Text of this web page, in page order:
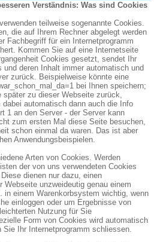
Verständnis: Was sind Cookies
teilweise sogenannte Cookies.
die auf Ihrem Rechner abgelegt werden
Fachbegriff für ein Internetprogramm
Kommen Sie auf eine Internetseite
Cookies gesetzt, sendet Ihr
und deren Inhalt immer automatisch und
zurück. Beispielweise könnte eine
bei Ihnen speichern;
später zu dieser Webseite zurück,
automatisch dann auch die Info
1 an den Server - der Server kann
zum ersten Mal diese Seite besuchen,
schon einmal da waren. Das ist aber
Anwendungsbeispielen.
Arten von Cookies. Werden
der von uns verwendeten Cookies
dienen nur dazu, einen
Webseite unzweideutig genau einem
in einem Warenkorbsystem wichtig, wenn
einloggen oder um Ergebnisse von
Nutzung für Sie
Form von Cookies wird automatisch
Ihr Internetprogramm schliessen.